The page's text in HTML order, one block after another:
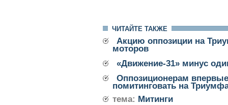
ЧИТАЙТЕ ТАКЖЕ
Акцию оппозиции на
моторов
«Движение-31» минус
Оппозиционерам
помитинговать на
тема: Митинги